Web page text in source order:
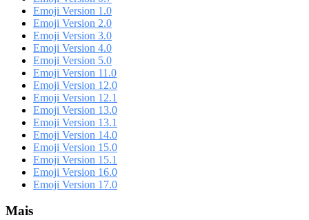
Emoji Version 1.0
Emoji Version 2.0
Emoji Version 3.0
Emoji Version 4.0
Emoji Version 5.0
Emoji Version 11.0
Emoji Version 12.0
Emoji Version 12.1
Emoji Version 13.0
Emoji Version 13.1
Emoji Version 14.0
Emoji Version 15.0
Emoji Version 15.1
Emoji Version 16.0
Emoji Version 17.0
Mais